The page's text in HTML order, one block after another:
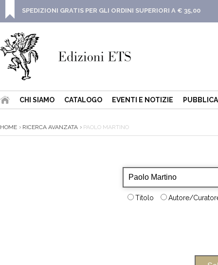
SPEDIZIONI GRATIS PER GLI ORDINI SUPERIORI A € 35,00
CHI SIAMO CATALOGO EVENTI E NOTIZIE
HOME RICERCA AVANZATA PAOLO MARTINO
Titolo Autore/